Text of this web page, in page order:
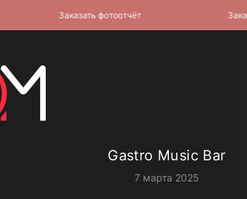
Gastro Music Bar
7 марта 2025
Заказать фотоотчёт